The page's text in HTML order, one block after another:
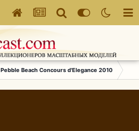
Pebble Beach Concours d'Elegance 2010